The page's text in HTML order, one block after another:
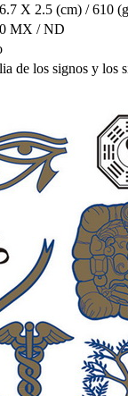
X 2.5 (cm) / 610
MX / ND
de los signos y los